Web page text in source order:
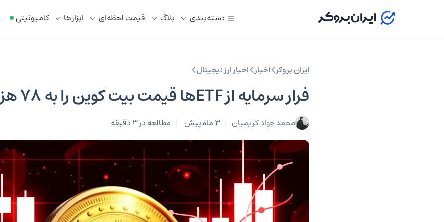
دسته‌بندی بلاگ قیمت لحظه‌ای ابزار‌ها کامیونیتی
ایران بروکر اخبار اخبار ارز دیجیتال
فرار سرمایه از ETFها قیمت بیت کوین را به ۷۸ هزار دلار کشاند
محمد جواد کریمیان 3 ماه پیش مطالعه در 3 دقیقه